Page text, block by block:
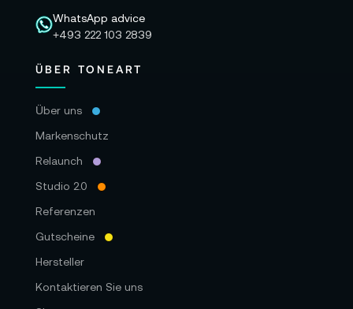
WhatsApp advice
+493 222 103 2839
ÜBER TONEART
Über uns
Markenschutz
Relaunch
Studio 2.0
Referenzen
Gutscheine
Hersteller
Kontaktieren Sie uns